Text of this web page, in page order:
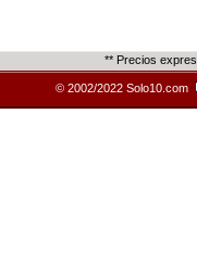
** Precios
© 2002/2022 Solo10.com